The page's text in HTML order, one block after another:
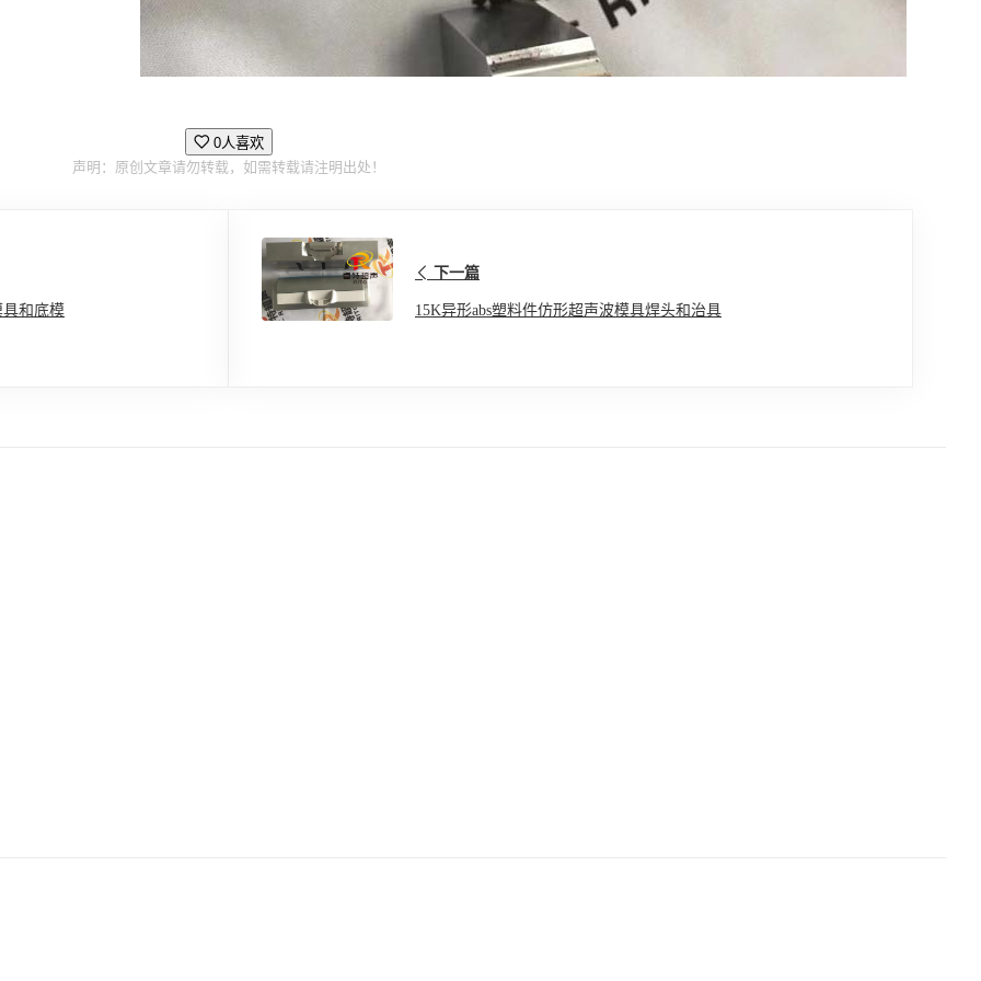
0人喜欢
声明：原创文章请勿转载，如需转载请注明出处！
和底模
下一篇
15K异形abs塑料件仿形超声波模具焊头和治具